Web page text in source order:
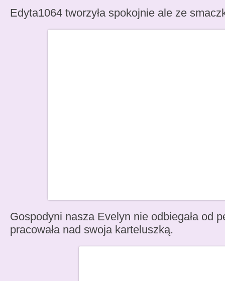
Edyta1064 tworzyła spokojnie ale ze
Gospodyni nasza Evelyn nie odbiegała od
pracowała nad swoja karteluszką.